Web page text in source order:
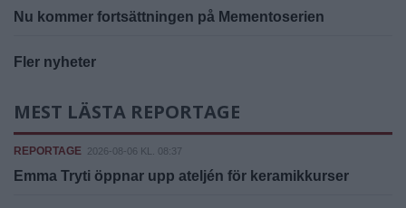
Nu kommer fortsättningen på Mementoserien
Fler nyheter
MEST LÄSTA REPORTAGE
REPORTAGE 2026-08-06 KL. 08:37
Emma Tryti öppnar upp ateljén för keramikkurser